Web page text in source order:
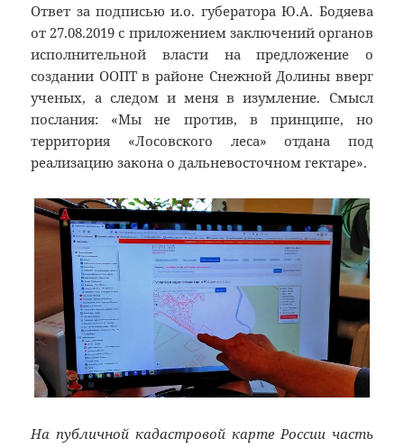
Ответ за подписью и.о. губератора Ю.А. Бодяева
от 27.08.2019 с приложением заключений органов
исполнительной власти на предложение о
создании ООПТ в районе Снежной Долины вверг
ученых, а следом и меня в изумление. Смысл
послания: «Мы не против, в принципе, но
территория «Лосовского леса» отдана под
реализацию закона о дальневосточном гектаре».
На публичной кадастровой карте России часть